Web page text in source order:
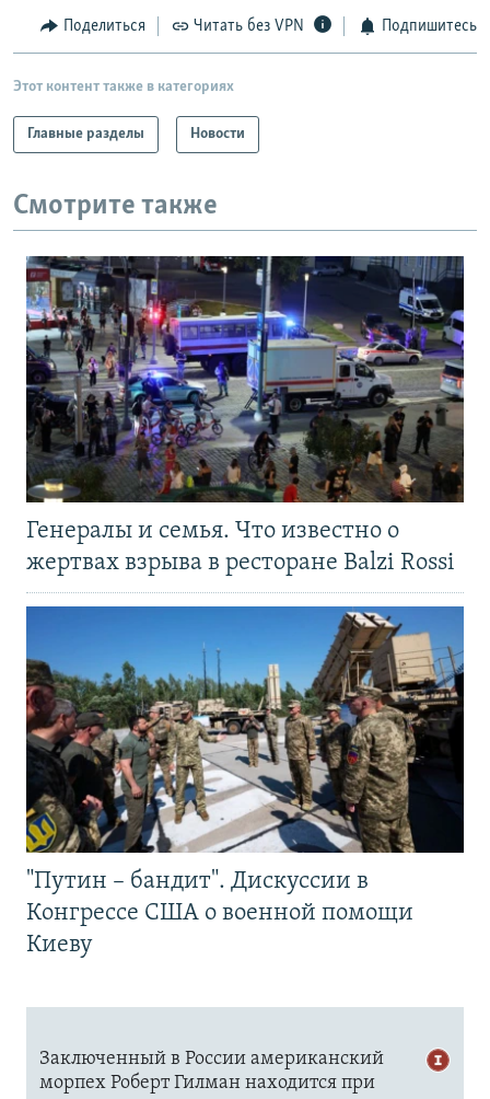
Поделиться Читать без VPN Подпишитесь
Этот контент также в категориях
Главные разделы Новости
Смотрите также
Генералы и семья. Что известно о
жертвах взрыва в ресторане Balzi Rossi
"Путин – бандит". Дискуссии в
Конгрессе США о военной помощи
Киеву